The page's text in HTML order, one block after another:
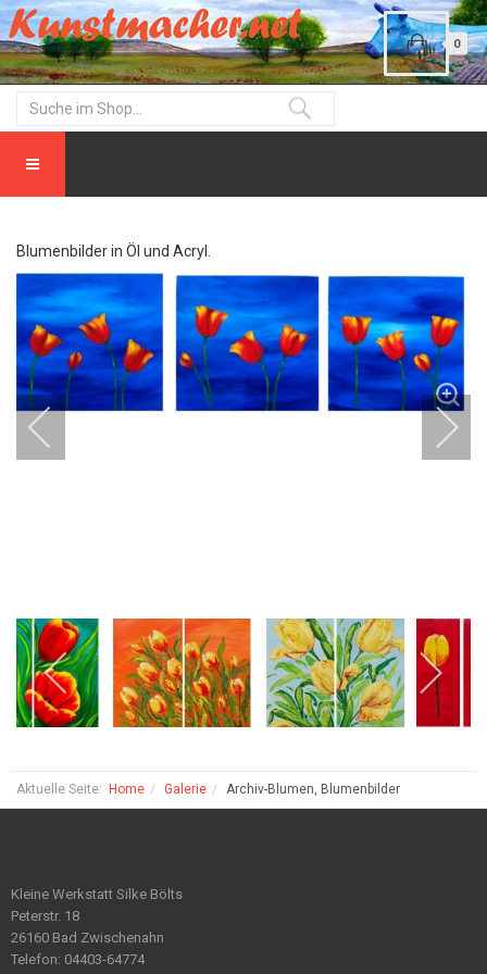
0
Blumenbilder in Öl und Acryl.
Aktuelle Seite: Home Galerie Archiv-Blumen, Blumenbilder
Kleine Werkstatt Silke Bölts
Peterstr. 18
26160 Bad Zwischenahn
Telefon: 04403-64774